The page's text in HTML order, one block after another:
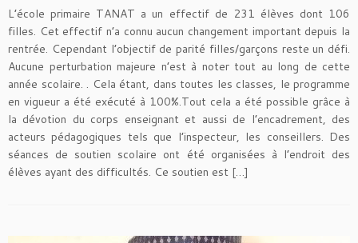
L’école primaire TANAT a un effectif de 231 élèves dont 106
filles. Cet effectif n’a connu aucun changement important depuis la
rentrée. Cependant l’objectif de parité filles/garçons reste un défi.
Aucune perturbation majeure n’est à noter tout au long de cette
année scolaire. . Cela étant, dans toutes les classes, le programme
en vigueur a été exécuté à 100%.Tout cela a été possible grâce à
la dévotion du corps enseignant et aussi de l’encadrement, des
acteurs pédagogiques tels que l’inspecteur, les conseillers. Des
séances de soutien scolaire ont été organisées à l’endroit des
élèves ayant des difficultés. Ce soutien est […]